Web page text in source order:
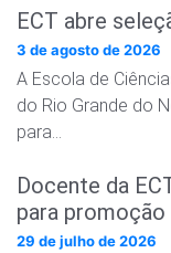
ECT abre
3 de agosto de 2026
A Escola de
do Rio Grande do
para…
Docente da
para
29 de julho de 2026